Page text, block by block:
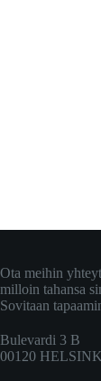
Ota meihin
milloin tahansa
Sovitaan
Bulevardi 3 B
00120